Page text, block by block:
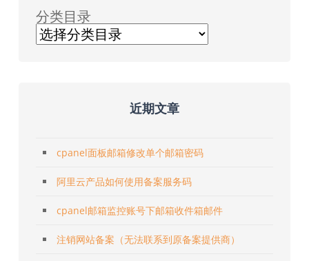
分类目录
近期文章
cpanel面板邮箱修改单个邮箱密码
阿里云产品如何使用备案服务码
cpanel邮箱监控账号下邮箱收件箱邮件
注销网站备案（无法联系到原备案提供商）